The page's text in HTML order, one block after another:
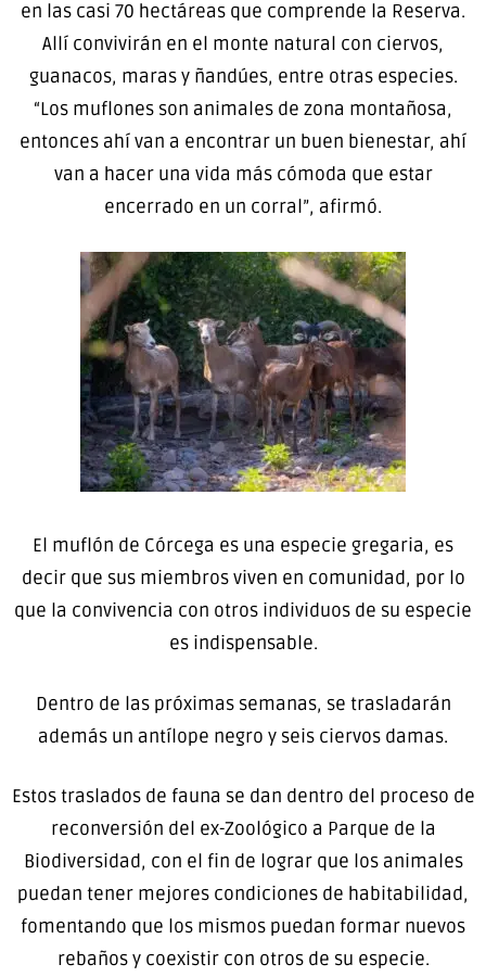
en las casi 70 hectáreas que comprende la Reserva.
Allí convivirán en el monte natural con ciervos,
guanacos, maras y ñandúes, entre otras especies.
“Los muflones son animales de zona montañosa,
entonces ahí van a encontrar un buen bienestar, ahí
van a hacer una vida más cómoda que estar
encerrado en un corral”, afirmó.
El muflón de Córcega es una especie gregaria, es
decir que sus miembros viven en comunidad, por lo
que la convivencia con otros individuos de su especie
es indispensable.
Dentro de las próximas semanas, se trasladarán
además un antílope negro y seis ciervos damas.
Estos traslados de fauna se dan dentro del proceso de
reconversión del ex-Zoológico a Parque de la
Biodiversidad, con el fin de lograr que los animales
puedan tener mejores condiciones de habitabilidad,
fomentando que los mismos puedan formar nuevos
rebaños y coexistir con otros de su especie.